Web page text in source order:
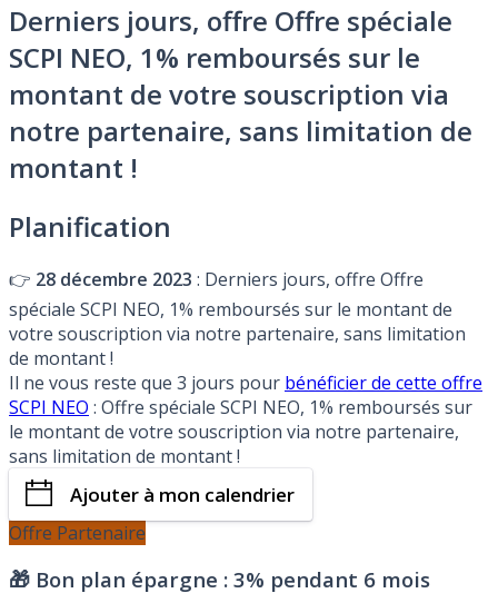
Derniers jours, offre Offre spéciale
SCPI NEO, 1% remboursés sur le
montant de votre souscription via
notre partenaire, sans limitation de
montant !
Planification
👉 28 décembre 2023 : Derniers jours, offre Offre
spéciale SCPI NEO, 1% remboursés sur le montant de
votre souscription via notre partenaire, sans limitation
de montant !
Il ne vous reste que 3 jours pour bénéficier de cette offre
SCPI NEO : Offre spéciale SCPI NEO, 1% remboursés sur
le montant de votre souscription via notre partenaire,
sans limitation de montant !
Ajouter à mon calendrier
Offre Partenaire
🎁 Bon plan épargne : 3% pendant 6 mois